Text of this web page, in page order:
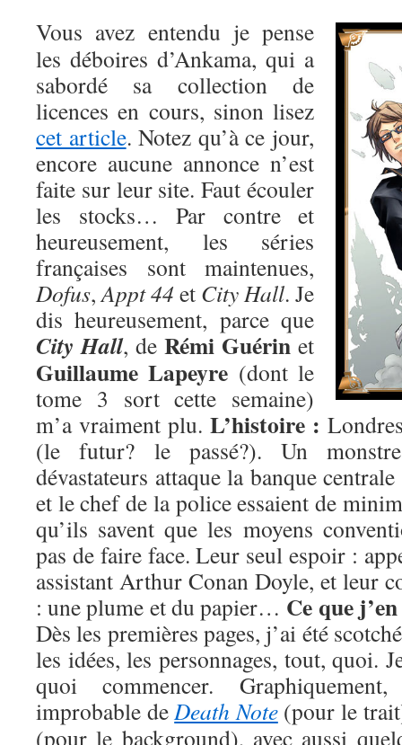
Vous avez entendu je pense
les déboires d’Ankama, qui a
sabordé sa collection de
licences en cours, sinon lisez
cet article. Notez qu’à ce jour,
encore aucune annonce n’est
faite sur leur site. Faut écouler
les stocks… Par contre et
heureusement, les séries
françaises sont maintenues,
Dofus,Appt 44 et City Hall. Je
dis heureusement, parce que
City Hall, de Rémi Guérin et
Guillaume Lapeyre (dont le
tome 3 sort cette semaine)
m’a vraiment plu. L’histoire :
(le futur? le passé?). Un
dévastateurs attaque la banque
et le chef de la police essaient de
qu’ils savent que les moyens
pas de faire face. Leur seul espoir :
assistant Arthur Conan Doyle, et leur
: une plume et du papier… Ce que
Dès les premières pages, j’ai été
les idées, les personnages, tout, quoi.
quoi commencer.
improbable deDeath Note(pour le
(pour le background), avec aussi